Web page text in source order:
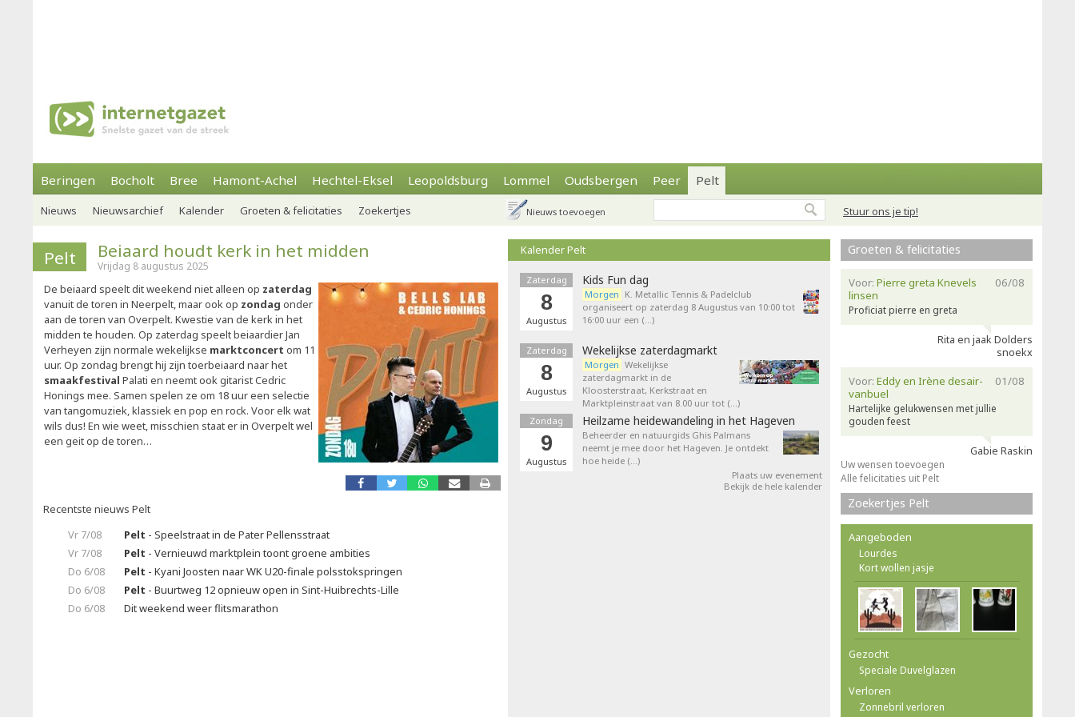
Beringen Bocholt Bree Hamont-Achel Hechtel-Eksel Leopoldsburg Lommel Oudsbergen Peer Pelt
Stuur ons je tip!
Nieuws Nieuwsarchief Kalender Groeten & felicitaties Zoekertjes Nieuws toevoegen
Pelt Beiaard houdt kerk in het midden
Vrijdag 8 augustus 2025
De beiaard speelt dit weekend niet alleen op zaterdag
vanuit de toren in Neerpelt, maar ook op zondag onder
aan de toren van Overpelt. Kwestie van de kerk in het
midden te houden. Op zaterdag speelt beiaardier Jan
Verheyen zijn normale wekelijkse marktconcert om 11
uur. Op zondag brengt hij zijn toerbeiaard naar het
smaakfestival Palati en neemt ook gitarist Cedric
Honings mee. Samen spelen ze om 18 uur een selectie
van tangomuziek, klassiek en pop en rock. Voor elk wat
wils dus! En wie weet, misschien staat er in Overpelt wel
een geit op de toren…
Recentste nieuws Pelt
Vr 7/08
Pelt - Speelstraat in de Pater Pellensstraat
Vr 7/08
Pelt - Vernieuwd marktplein toont groene ambities
Do 6/08
Pelt - Kyani Joosten naar WK U20-finale polsstokspringen
Do 6/08
Pelt - Buurtweg 12 opnieuw open in Sint-Huibrechts-Lille
Do 6/08
Dit weekend weer flitsmarathon
Kalender Pelt
Zaterdag
8
Augustus
Kids Fun dag
Morgen K. Metallic Tennis & Padelclub
organiseert op zaterdag 8 Augustus van 10:00 tot
16:00 uur een (…)
Zaterdag
8
Augustus
Wekelijkse zaterdagmarkt
Morgen Wekelijkse
zaterdagmarkt in de
Kloosterstraat, Kerkstraat en
Marktpleinstraat van 8.00 uur tot (…)
Zondag
9
Augustus
Heilzame heidewandeling in het Hageven
Beheerder en natuurgids Ghis Palmans
neemt je mee door het Hageven. Je ontdekt
hoe heide (…)
Plaats uw evenement
Bekijk de hele kalender
Groeten & felicitaties
06/08
Voor: Pierre greta Knevels
linsen
Proficiat pierre en greta
Rita en jaak Dolders
snoekx
01/08
Voor: Eddy en Irène desair-
vanbuel
Hartelijke gelukwensen met jullie
gouden feest
Gabie Raskin
Uw wensen toevoegen
Alle felicitaties uit Pelt
Zoekertjes Pelt
Aangeboden
Lourdes
Kort wollen jasje
Gezocht
Speciale Duvelglazen
Verloren
Zonnebril verloren